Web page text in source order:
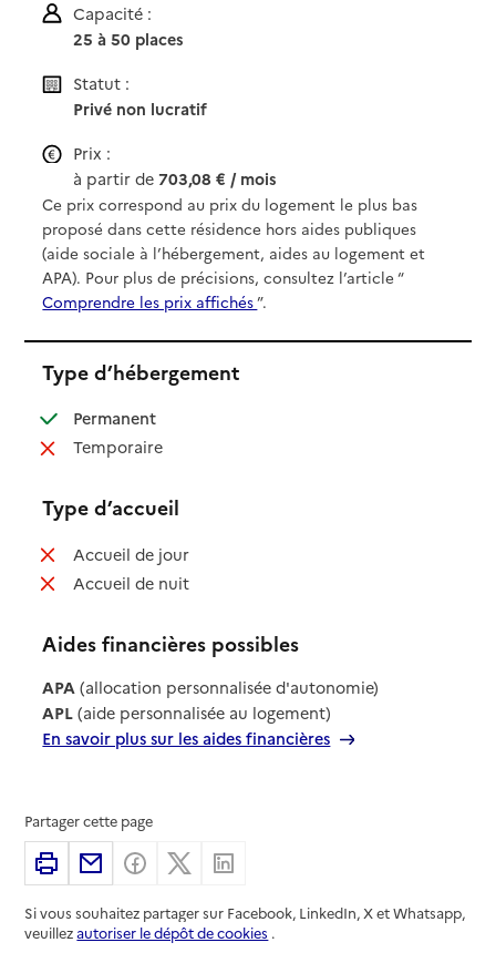
Capacité :
25 à 50 places
Statut :
Privé non lucratif
Prix :
à partir de703,08 € / mois
Ce prix correspond au prix du logement le plus bas
proposé dans cette résidence hors aides publiques
(aide sociale à l’hébergement, aides au logement et
APA). Pour plus de précisions, consultez l’article “
Comprendre les prix affichés”.
Type d’hébergement
Permanent: disponible
Temporaire: non disponible
Type d’accueil
Accueil de jour: non disponible
Accueil de nuit: non disponible
Aides financières possibles
APA (allocation personnalisée d'autonomie)
APL (aide personnalisée au logement)
En savoir plus sur les aides financières
Partager cette page
ImprimerPartager par email
Partager sur Facebook
Partager sur X
Si vous souhaitez partager sur Facebook, LinkedIn, X et Whatsapp,
veuillezautoriser le dépôt de cookies .